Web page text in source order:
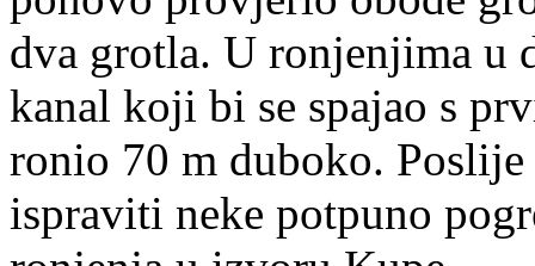
dva grotla. U ronjenjima u
kanal koji bi se spajao s
ronio 70 m duboko.
ispraviti neke potpuno